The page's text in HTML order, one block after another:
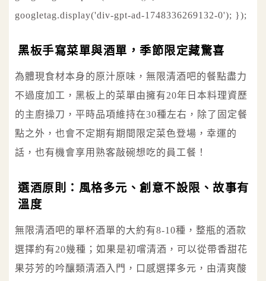
googletag.display('div-gpt-ad-1748336269132-0'); });
黑板手寫菜單與酒單，季節限定藏驚喜
為體現食材本身的原汁原味，無限清酒吧的餐點盡力
不過度加工，黑板上的菜單由擁有20年日本料理資歷
的主廚操刀，平時品項維持在30種左右，除了固定餐
點之外，也會不定期有期間限定菜色登場，幸運的
話，也有機會享用熟客敲碗想吃的員工餐！
選酒原則：風格多元、創意不設限、故事有
溫度
無限清酒吧的單杯酒單的大約有8-10種，整瓶的酒款
選擇約有20幾種；如果是初嚐清酒，可以從帶香甜花
果芬芳的吟釀類清酒入門，口感選擇多元，由清爽酸